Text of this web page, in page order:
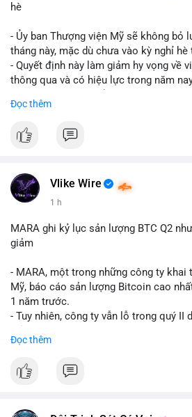
hè
- Ủy ban Thượng viện Mỹ sẽ không bỏ
tháng này, mặc dù chưa vào kỳ nghỉ hè
- Quyết định này làm giảm hy vọng về
thông qua và có hiệu lực trong năm
mục chứng chỉ cho tài sản số tại Mỹ.
và phát triển thị trường crypto tại Mỹ.
#vlikevn #titanbot
📰 Nguồn: CoinDesk
Đọc thêm
Vlike Wire
1 h
MARA ghi kỷ lục sản lượng BTC Q2
giảm
- MARA, một trong những công ty
Mỹ, báo cáo sản lượng Bitcoin cao
1 năm trước.
- Tuy nhiên, công ty vẫn lỗ trong quý II
- Sự tăng sản lượng không đủ bù đắp
Đọc thêm